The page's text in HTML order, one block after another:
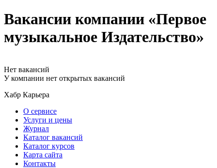
Вакансии компании «Первое
музыкальное Издательство»
Нет вакансий
У компании нет открытых вакансий
Хабр Карьера
О сервисе
Услуги и цены
Журнал
Каталог вакансий
Каталог курсов
Карта сайта
Контакты